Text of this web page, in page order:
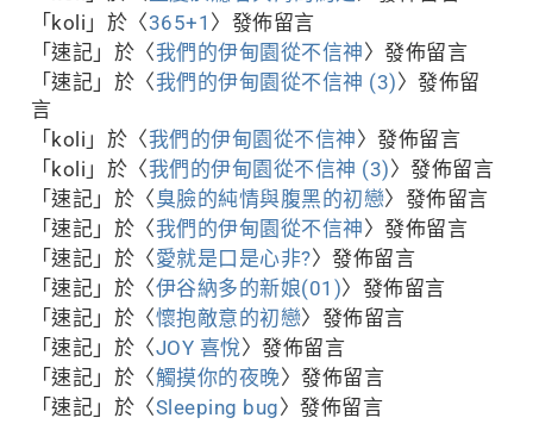
「 koli 」於〈365+1 〉發佈留言
「 速記 」於〈我們的伊甸園從不信神〉發佈留言
「 速記 」於〈我們的伊甸園從不信神 (3)〉發佈留
言
「 koli 」於〈我們的伊甸園從不信神〉發佈留言
「 koli 」於〈我們的伊甸園從不信神 (3)〉發佈留言
「 速記 」於〈臭臉的純情與腹黑的初戀〉發佈留言
「 速記 」於〈我們的伊甸園從不信神〉發佈留言
「 速記 」於〈愛就是口是心非?〉發佈留言
「 速記 」於〈伊谷納多的新娘(01)〉發佈留言
「 速記 」於〈懷抱敵意的初戀〉發佈留言
「 速記 」於〈JOY 喜悅〉發佈留言
「 速記 」於〈觸摸你的夜晚〉發佈留言
「 速記 」於〈Sleeping bug〉發佈留言